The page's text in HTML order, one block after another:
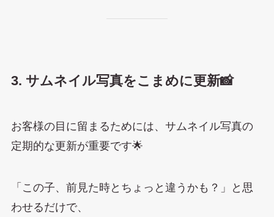
3. サムネイル写真をこまめに更新📸
お客様の目に留まるためには、サムネイル写真の
定期的な更新が重要です🌟
「この子、前見た時とちょっと違うかも？」と思
わせるだけで、